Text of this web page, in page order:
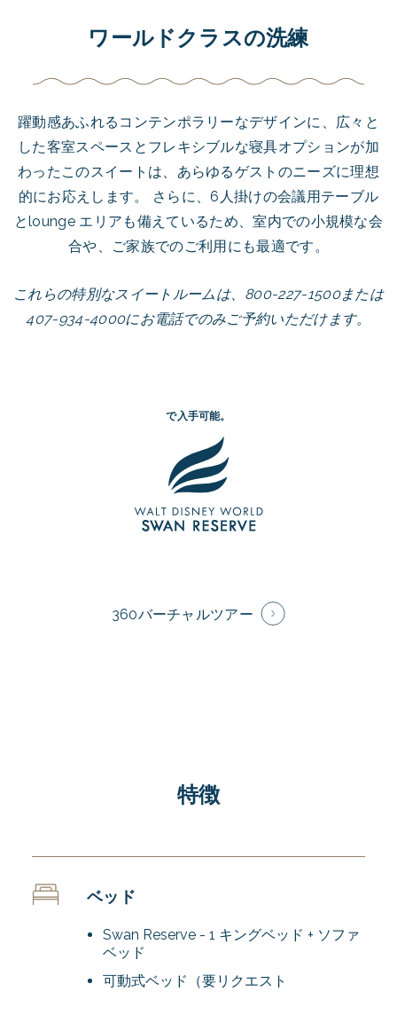
ワールドクラスの洗練
躍動感あふれるコンテンポラリーなデザインに、広々と
した客室スペースとフレキシブルな寝具オプションが加
わったこのスイートは、あらゆるゲストのニーズに理想
的にお応えします。 さらに、6人掛けの会議用テーブル
とlounge エリアも備えているため、室内での小規模な会
合や、ご家族でのご利用にも最適です。
これらの特別なスイートルームは、800-227-1500または
407-934-4000にお電話でのみご予約いただけます。
で入手可能。
360バーチャルツアー
特徴
ベッド
Swan Reserve - 1 キングベッド + ソファ
ベッド
可動式ベッド（要リクエスト